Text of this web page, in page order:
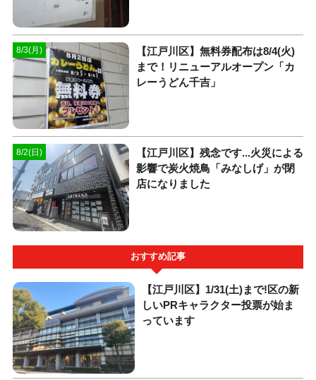
8/3(月)
【江戸川区】無料券配布は8/4(火)
まで！リニューアルオープン「カ
レーうどん千吉」
8/2(日)
【江戸川区】残念です...火災による
影響で炭火焼鳥「みなしげ」が閉
店になりました
おすすめ記事
【江戸川区】1/31(土)まで!区の新
しいPRキャラクター投票が始ま
っています